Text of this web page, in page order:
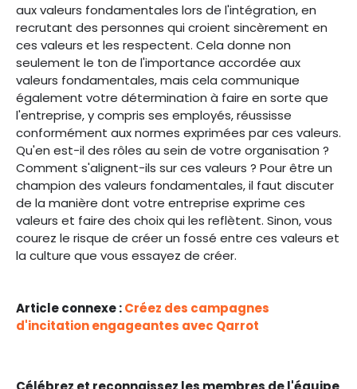
aux valeurs fondamentales lors de l'intégration, en
recrutant des personnes qui croient sincèrement en
ces valeurs et les respectent. Cela donne non
seulement le ton de l'importance accordée aux
valeurs fondamentales, mais cela communique
également votre détermination à faire en sorte que
l'entreprise, y compris ses employés, réussisse
conformément aux normes exprimées par ces valeurs.
Qu'en est-il des rôles au sein de votre organisation ?
Comment s'alignent-ils sur ces valeurs ? Pour être un
champion des valeurs fondamentales, il faut discuter
de la manière dont votre entreprise exprime ces
valeurs et faire des choix qui les reflètent. Sinon, vous
courez le risque de créer un fossé entre ces valeurs et
la culture que vous essayez de créer.
Article connexe :Créez des campagnes
d'incitation engageantes avec Qarrot